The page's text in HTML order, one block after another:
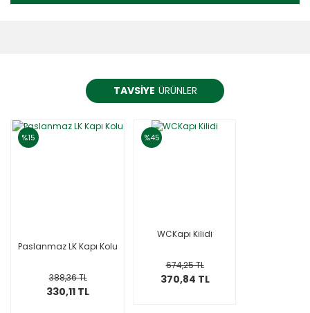
TAVSİYE ÜRÜNLER
%15
Paslanmaz LK Kapı Kolu
388,36 TL
330,11 TL
%45
WCKapı Kilidi
674,25 TL
370,84 TL